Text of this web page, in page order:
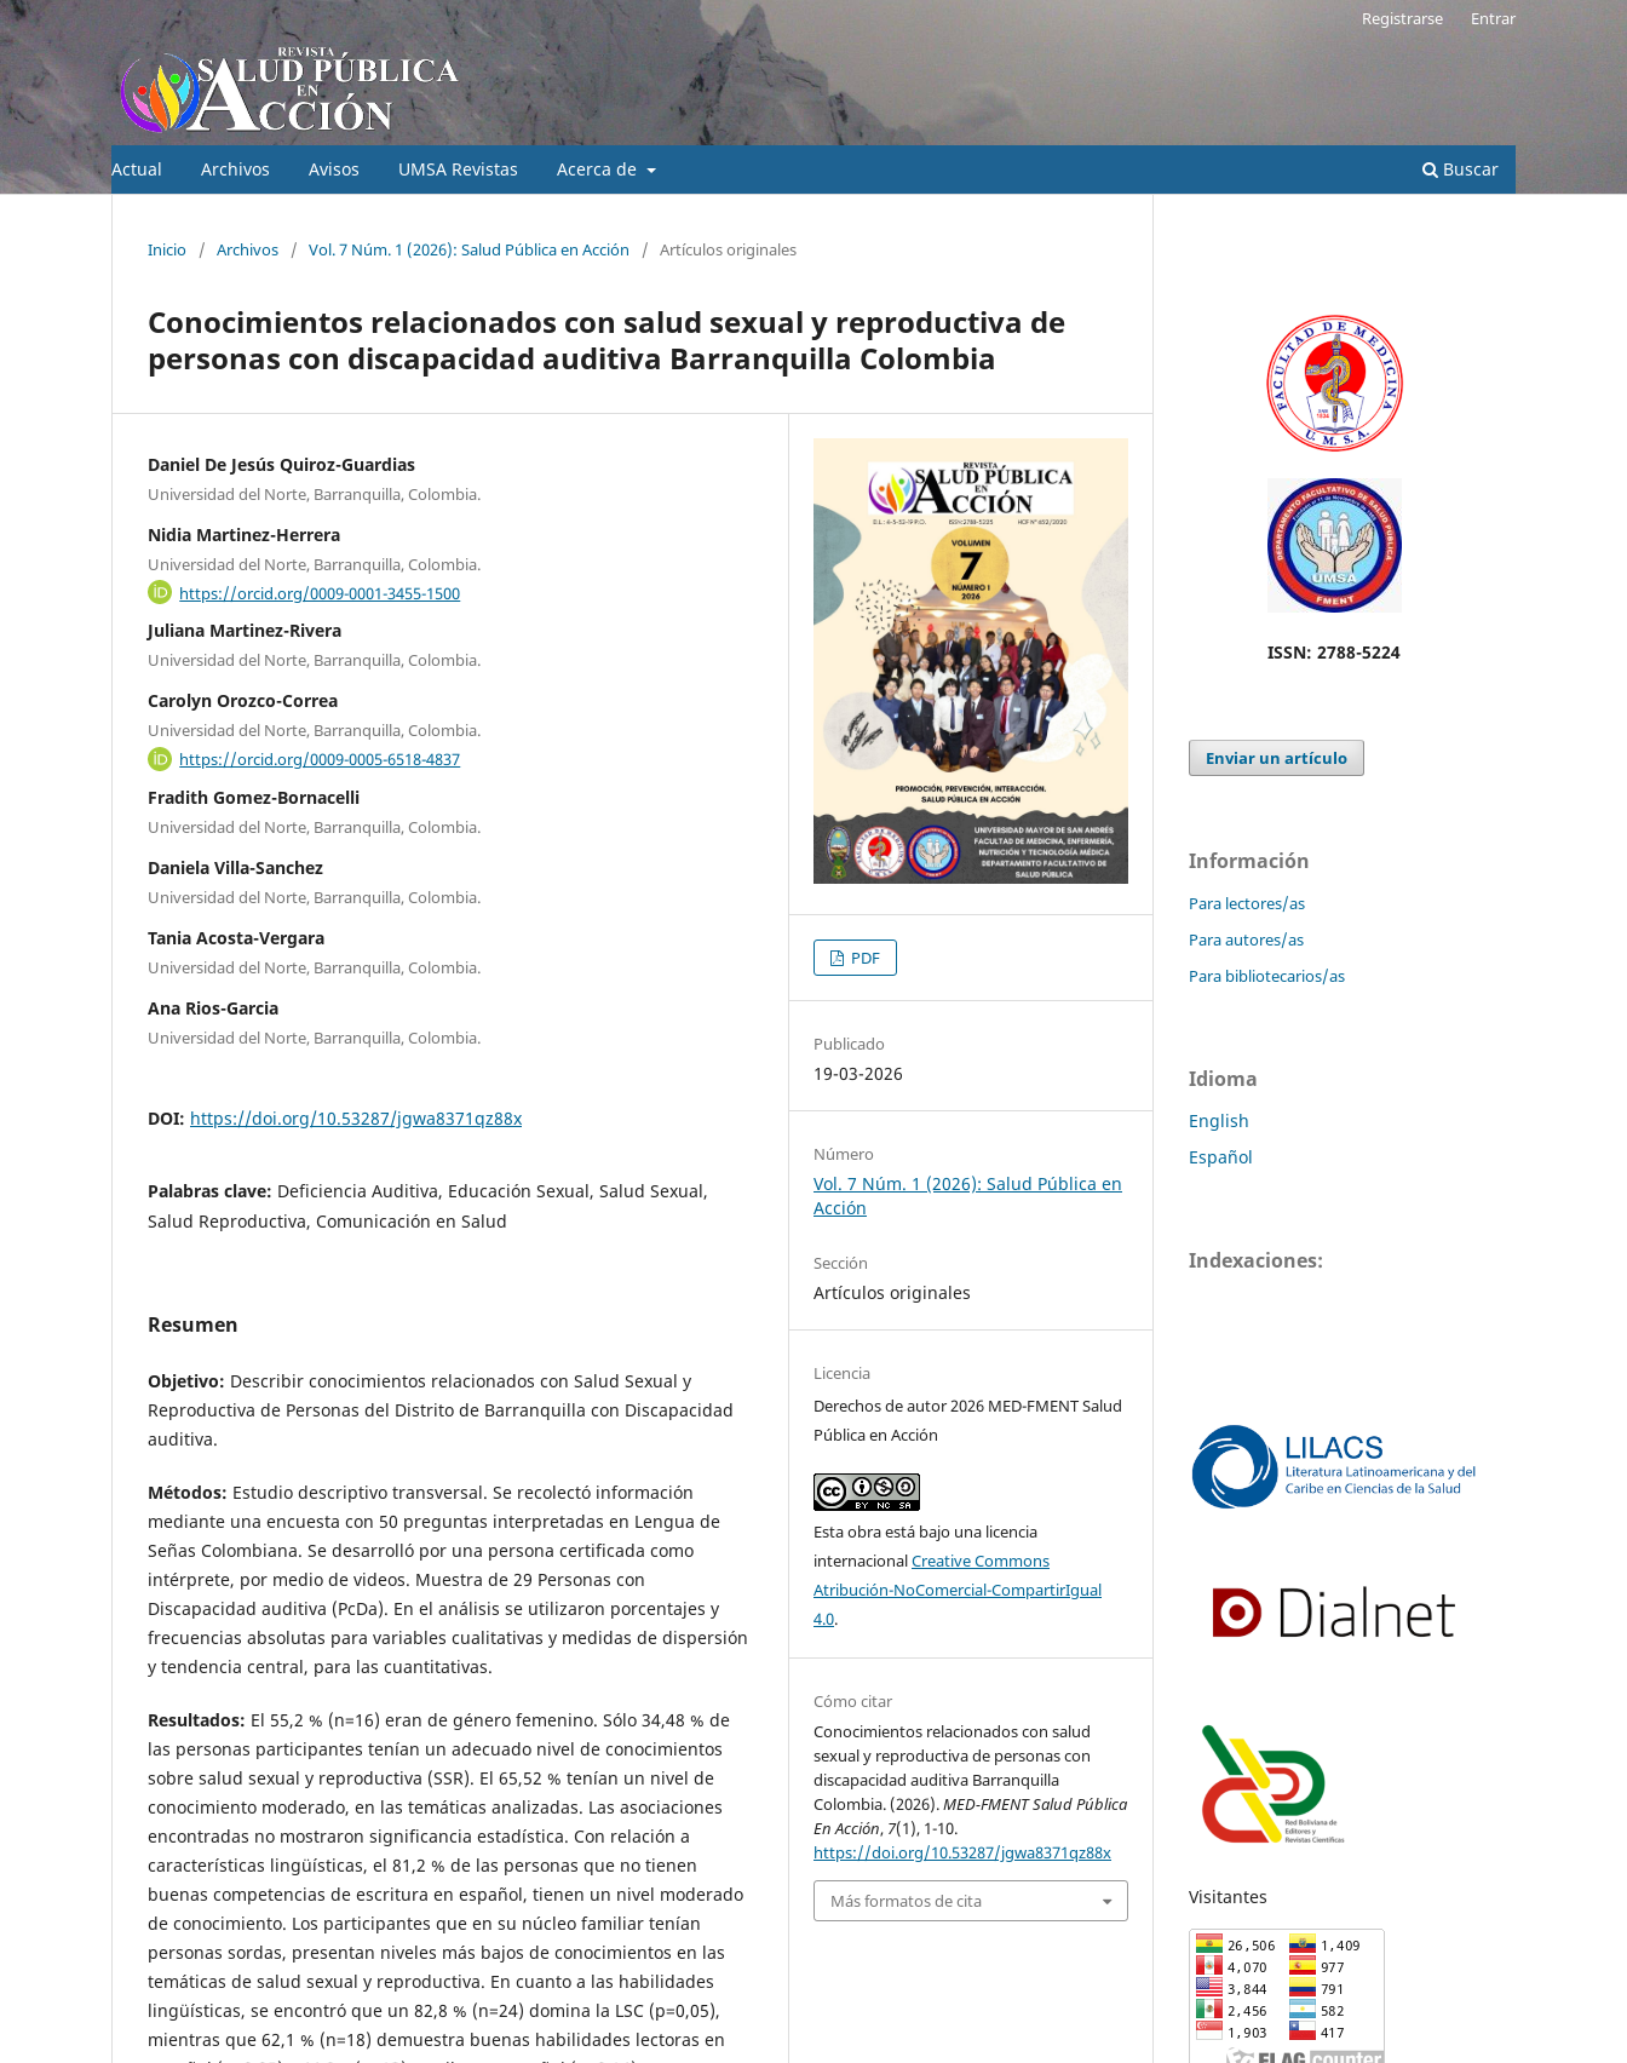
Actual Archivos Avisos UMSA Revistas Acerca de Buscar
Registrarse Entrar
Inicio / Archivos / Vol. 7 Núm. 1 (2026): Salud Pública en Acción / Artículos originales
Conocimientos relacionados con salud sexual y reproductiva de
personas con discapacidad auditiva Barranquilla Colombia
Daniel De Jesús Quiroz-Guardias
Universidad del Norte, Barranquilla, Colombia.
Nidia Martinez-Herrera
Universidad del Norte, Barranquilla, Colombia.
https://orcid.org/0009-0001-3455-1500
Juliana Martinez-Rivera
Universidad del Norte, Barranquilla, Colombia.
Carolyn Orozco-Correa
Universidad del Norte, Barranquilla, Colombia.
https://orcid.org/0009-0005-6518-4837
Fradith Gomez-Bornacelli
Universidad del Norte, Barranquilla, Colombia.
Daniela Villa-Sanchez
Universidad del Norte, Barranquilla, Colombia.
Tania Acosta-Vergara
Universidad del Norte, Barranquilla, Colombia.
Ana Rios-Garcia
Universidad del Norte, Barranquilla, Colombia.
DOI: https://doi.org/10.53287/jgwa8371qz88x
Palabras clave: Deficiencia Auditiva, Educación Sexual, Salud Sexual,
Salud Reproductiva, Comunicación en Salud
Resumen
Objetivo: Describir conocimientos relacionados con Salud Sexual y
Reproductiva de Personas del Distrito de Barranquilla con Discapacidad
auditiva.
Métodos: Estudio descriptivo transversal. Se recolectó información
mediante una encuesta con 50 preguntas interpretadas en Lengua de
Señas Colombiana. Se desarrolló por una persona certificada como
intérprete, por medio de videos. Muestra de 29 Personas con
Discapacidad auditiva (PcDa). En el análisis se utilizaron porcentajes y
frecuencias absolutas para variables cualitativas y medidas de dispersión
y tendencia central, para las cuantitativas.
Resultados: El 55,2 % (n=16) eran de género femenino. Sólo 34,48 % de
las personas participantes tenían un adecuado nivel de conocimientos
sobre salud sexual y reproductiva (SSR). El 65,52 % tenían un nivel de
conocimiento moderado, en las temáticas analizadas. Las asociaciones
encontradas no mostraron significancia estadística. Con relación a
características lingüísticas, el 81,2 % de las personas que no tienen
buenas competencias de escritura en español, tienen un nivel moderado
de conocimiento. Los participantes que en su núcleo familiar tenían
personas sordas, presentan niveles más bajos de conocimientos en las
temáticas de salud sexual y reproductiva. En cuanto a las habilidades
lingüísticas, se encontró que un 82,8 % (n=24) domina la LSC (p=0,05),
mientras que 62,1 % (n=18) demuestra buenas habilidades lectoras en
PDF
Publicado
19-03-2026
Número
Vol. 7 Núm. 1 (2026): Salud Pública en
Acción
Sección
Artículos originales
Licencia
Derechos de autor 2026 MED-FMENT Salud
Pública en Acción
Esta obra está bajo una licencia
internacionalCreative Commons
Atribución-NoComercial-CompartirIgual
4.0.
Cómo citar
Conocimientos relacionados con salud
sexual y reproductiva de personas con
discapacidad auditiva Barranquilla
Colombia. (2026).MED-FMENT Salud Pública
En Acción, 7(1), 1-10.
https://doi.org/10.53287/jgwa8371qz88x
Más formatos de cita
ISSN: 2788-5224
Enviar un artículo
Información
Para lectores/as
Para autores/as
Para bibliotecarios/as
Idioma
English
Español
Indexaciones:
Visitantes